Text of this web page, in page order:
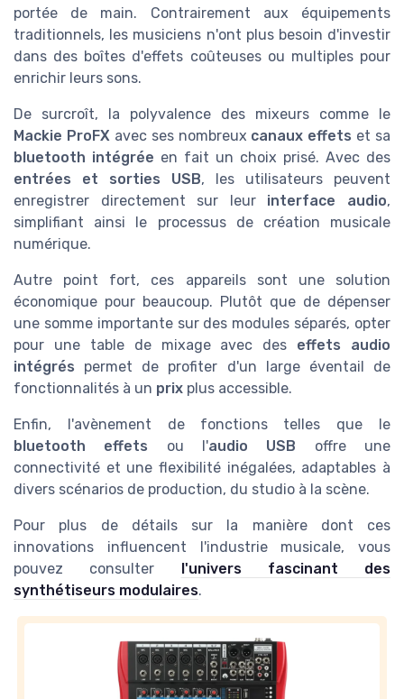
portée de main. Contrairement aux équipements
traditionnels, les musiciens n'ont plus besoin d'investir
dans des boîtes d'effets coûteuses ou multiples pour
enrichir leurs sons.
De surcroît, la polyvalence des mixeurs comme le
Mackie ProFXavec ses nombreux canaux effets et sa
bluetooth intégrée en fait un choix prisé. Avec des
entrées et sorties USB, les utilisateurs peuvent
enregistrer directement sur leur interface audio,
simplifiant ainsi le processus de création musicale
numérique.
Autre point fort, ces appareils sont une solution
économique pour beaucoup. Plutôt que de dépenser
une somme importante sur des modules séparés, opter
pour une table de mixage avec des effets audio
intégrés permet de profiter d'un large éventail de
fonctionnalités à un prix plus accessible.
Enfin, l'avènement de fonctions telles que le
bluetooth effets ou l'audio USB offre une
connectivité et une flexibilité inégalées, adaptables à
divers scénarios de production, du studio à la scène.
Pour plus de détails sur la manière dont ces
innovations influencent l'industrie musicale, vous
pouvez consulter
l'univers fascinant des
synthétiseurs modulaires.